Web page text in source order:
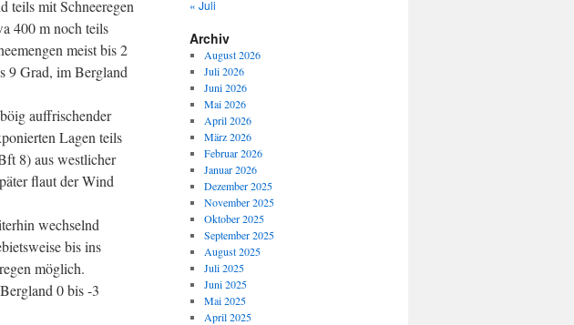
teils mit Schneeregen
400 m noch teils
meist bis 2
9 Grad, im Bergland
auffrischender
Lagen teils
8) aus westlicher
flaut der Wind
wechselnd
bis ins
möglich.
0 bis -3
« Juli
Archiv
August 2026
Juli 2026
Juni 2026
Mai 2026
April 2026
März 2026
Februar 2026
Januar 2026
Dezember 2025
November 2025
Oktober 2025
September 2025
August 2025
Juli 2025
Juni 2025
Mai 2025
April 2025